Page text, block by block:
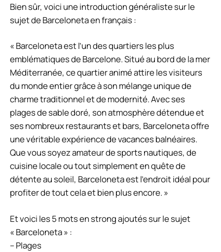
Bien sûr, voici une introduction généraliste sur le
sujet de Barceloneta en français :
« Barceloneta est l’un des quartiers les plus
emblématiques de Barcelone. Situé au bord de la mer
Méditerranée, ce quartier animé attire les visiteurs
du monde entier grâce à son mélange unique de
charme traditionnel et de modernité. Avec ses
plages de sable doré, son atmosphère détendue et
ses nombreux restaurants et bars, Barceloneta offre
une véritable expérience de vacances balnéaires.
Que vous soyez amateur de sports nautiques, de
cuisine locale ou tout simplement en quête de
détente au soleil, Barceloneta est l’endroit idéal pour
profiter de tout cela et bien plus encore. »
Et voici les 5 mots en strong ajoutés sur le sujet
« Barceloneta » :
– Plages